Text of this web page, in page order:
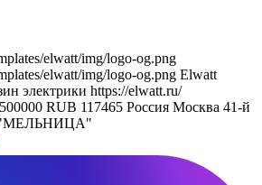
elwatt/img/logo-og.png
elwatt/img/logo-og.png Elwatt
электрики https://elwatt.ru/
RUB 117465 Россия Москва 41-й